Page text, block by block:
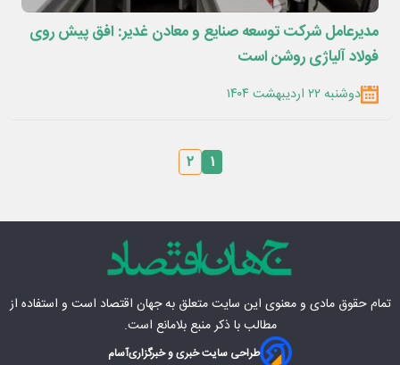
مدیرعامل شرکت توسعه صنایع و معادن غدیر: افق پیش روی
فولاد آلیاژی روشن است
دوشنبه ۲۲ اردیبهشت ۱۴۰۴
۱ ۲
تمام حقوق مادی‌ و معنوی این سایت متعلق بهجهان اقتصاد است و استفاده از
مطالب با ذکر منبع بلامانع است.
طراحی سایت خبری و خبرگزاریآسام